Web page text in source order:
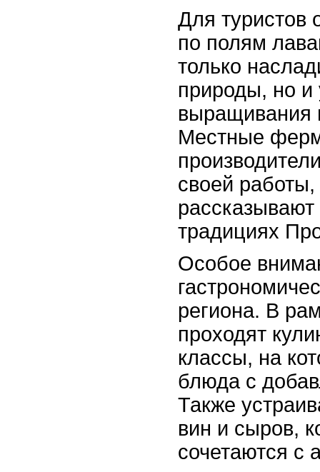
Для туристов
по полям
только
природы, но и
выращивания
Местные
своей работы,
традициях
Особое
региона. В
проходят
классы, на
блюда с
Также
вин и сыров,
сочетаются с